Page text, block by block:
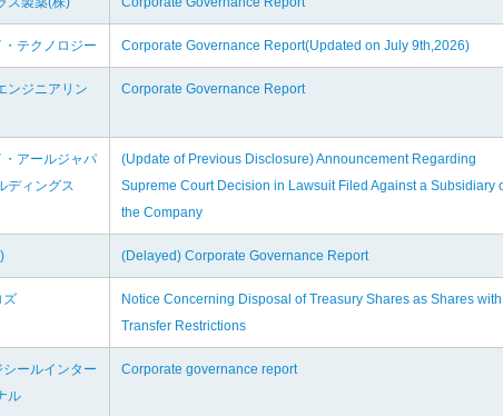
テクノロジー Corporate Governance Report(Updated on July 9th,2026)
ンジニアリン
Corporate Governance Report
・アールジャパ
ディングス
(Update of Previous Disclosure) Announcement Regarding
Supreme Court Decision in Lawsuit Filed Against a Subsidiary
the Company
(Delayed) Corporate Governance Report
ズ
Notice Concerning Disposal of Treasury Shares as Shares with
Transfer Restrictions
ールインター
ル
Corporate governance report